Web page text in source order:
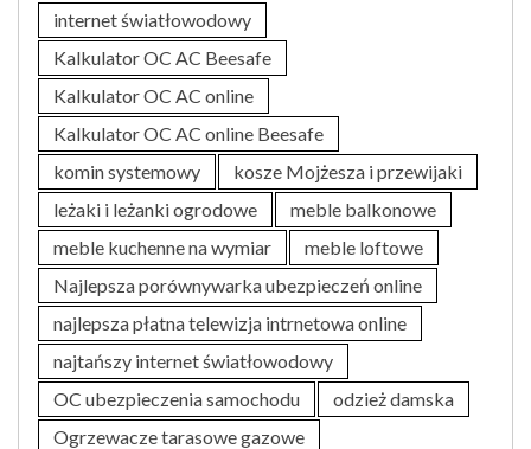
internet światłowodowy
Kalkulator OC AC Beesafe
Kalkulator OC AC online
Kalkulator OC AC online Beesafe
komin systemowy
kosze Mojżesza i przewijaki
leżaki i leżanki ogrodowe
meble balkonowe
meble kuchenne na wymiar
meble loftowe
Najlepsza porównywarka ubezpieczeń online
najlepsza płatna telewizja intrnetowa online
najtańszy internet światłowodowy
OC ubezpieczenia samochodu
odzież damska
Ogrzewacze tarasowe gazowe